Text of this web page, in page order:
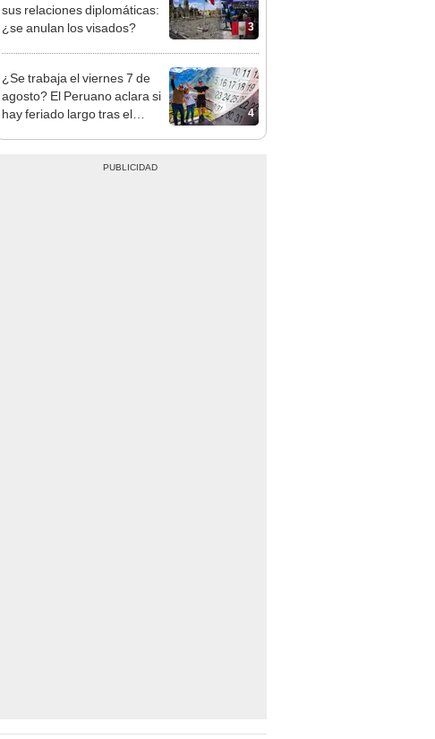
3
sus relaciones diplomáticas:
¿se anulan los visados?
4
¿Se trabaja el viernes 7 de
agosto? El Peruano aclara si
hay feriado largo tras el